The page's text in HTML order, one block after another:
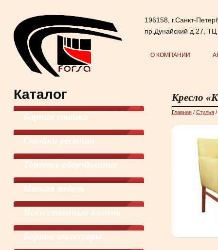
196158, г.Санкт-
пр.Дунайский д.27,
О КОМПАНИИ
Каталог
Барные стойки
Стойки ресепшн
Торговое оборудование
Мягкая мебель
Искусственный камень
Барные аксессуары
Кресло
Главная/ Cтулья/